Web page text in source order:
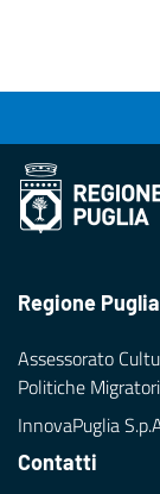
Regione Puglia
Assessorato
Politiche
InnovaPuglia
Contatti